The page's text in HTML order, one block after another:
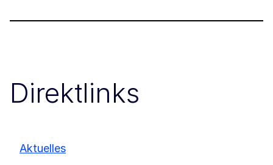
Direktlinks
Aktuelles